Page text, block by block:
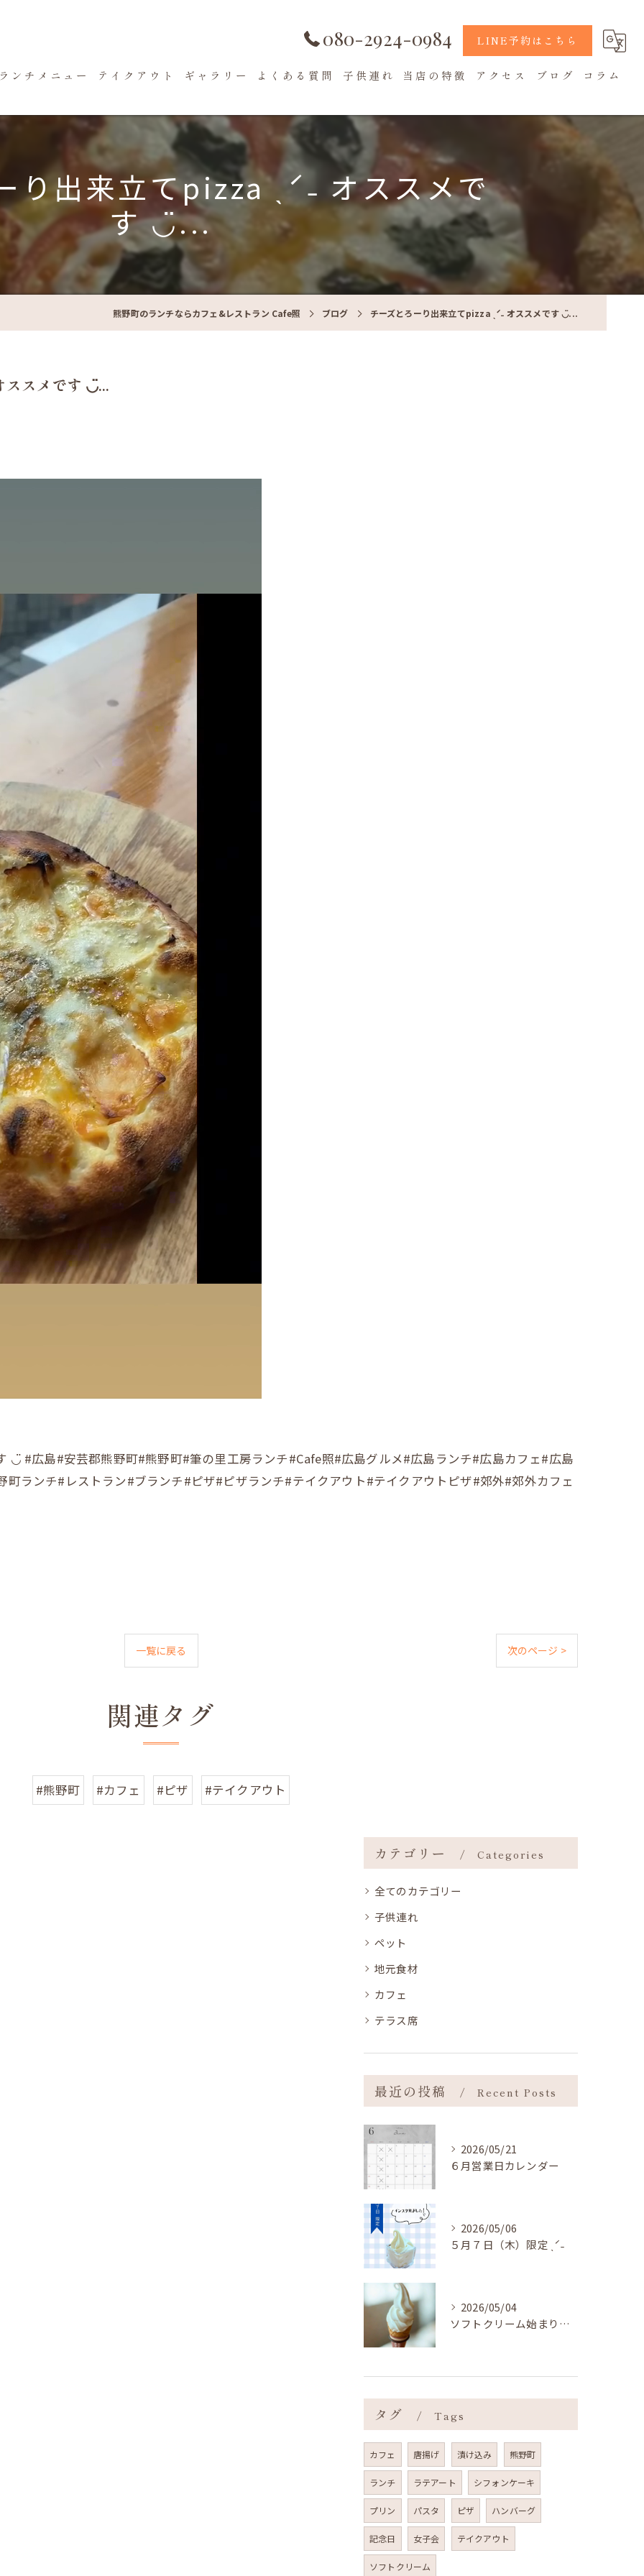
080-2924-0984 LINE予約はこちら
ランチメニュー テイクアウト ギャラリー よくある質問 子供連れ 当店の特徴
カフェ
テラス席
アクセス ブログ コラム
り出来立てpizza ˎˊ˗ オススメで
す ◡̈...
熊野町のランチならカフェ&レストラン Cafe照 ブログ チーズとろーり出来立てpizza ˎˊ˗ オススメです ◡̈...
ススメです ◡̈...
◡̈ #広島#安芸郡熊野町#熊野町#筆の里工房ランチ#Cafe照#広島グルメ#広島ランチ#広島カフェ#広島
ランチ#レストラン#ブランチ#ピザ#ピザランチ#テイクアウト#テイクアウトピザ#郊外#郊外カフェ
一覧に戻る 次のページ >
関連タグ
#熊野町 #カフェ #ピザ #テイクアウト
カテゴリー Categories
全てのカテゴリー
子供連れ
ペット
地元食材
カフェ
テラス席
最近の投稿 Recent Posts
2026/05/21
６月営業日カレンダー
2026/05/06
５月７日（木）限定 ˎˊ˗
2026/05/04
ソフトクリーム始まりました ˎˊ˗
タグ Tags
カフェ 唐揚げ 漬け込み 熊野町
ランチ ラテアート シフォンケーキ
プリン パスタ ピザ ハンバーグ
記念日 女子会 テイクアウト
ソフトクリーム